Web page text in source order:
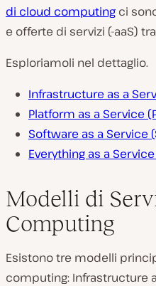
di cloud computing ci
e offerte di servizi (-aaS)
Esploriamoli nel dettaglio.
Infrastructure as a
Platform as a Service
Software as a Service
Everything as a Service
Modelli di
Computing
Esistono tre modelli
computing: Infrastructure